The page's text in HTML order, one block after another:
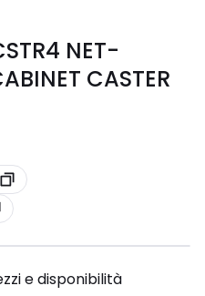
NET-
CASTER
e disponibilità